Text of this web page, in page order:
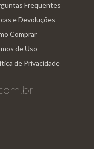
Frequentes
e Devoluções
Comprar
de Uso
de Privacidade